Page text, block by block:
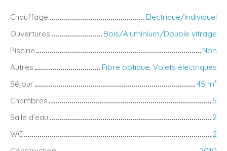
Chauffage
Electrique/Individuel
Ouvertures
Bois/Aluminium/Double vitrage
Piscine
Non
Autres
Fibre optique, Volets électriques
Séjour
45 m²
Chambres
5
Salle d'eau
2
WC
2